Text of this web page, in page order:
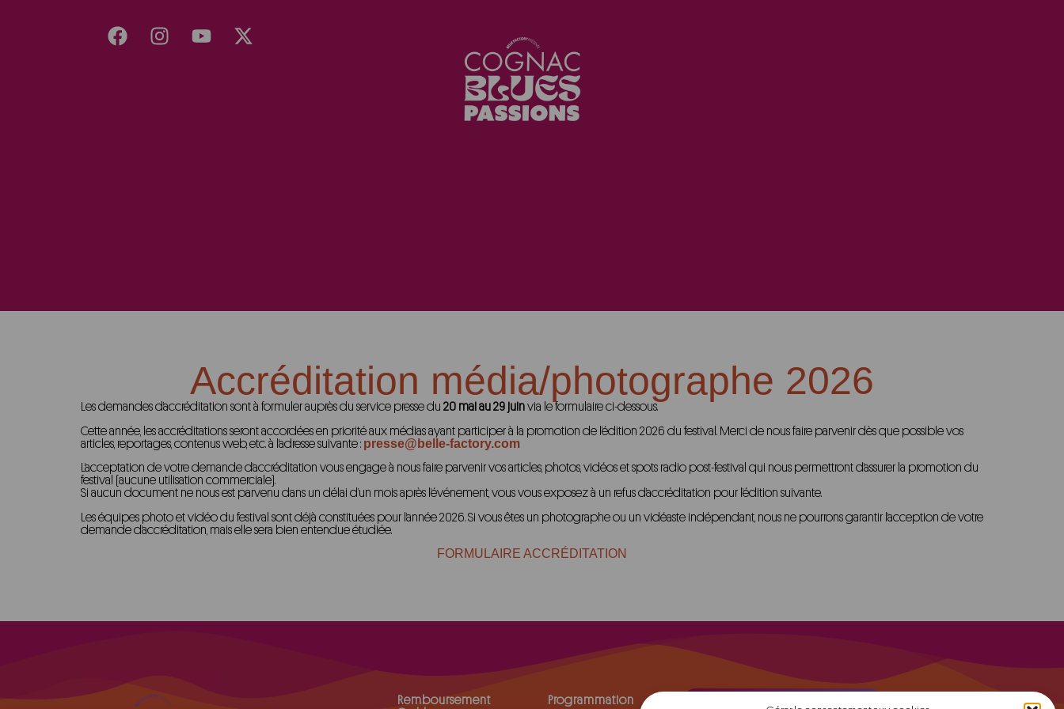
Accréditation média/photographe 2026
Les demandes d’accréditation sont à formuler auprès du service presse du 20 mai au 29 juinvia le formulaire ci-dessous.
Cette année, les accréditations seront accordées en priorité aux médias ayant participer à la promotion de l’édition 2026 du festival. Merci de nous faire parvenir dès que possible vos
articles, reportages, contenus web, etc. à l’adresse suivante : presse@belle-factory.com
L’acceptation de votre demande d’accréditation vous engage à nous faire parvenir vos articles, photos, vidéos et spots radio post-festival qui nous permettront d’assurer la promotion du
festival (aucune utilisation commerciale).
Si aucun document ne nous est parvenu dans un délai d’un mois après l’événement, vous vous exposez à un refus d’accréditation pour l’édition suivante.
Les équipes photo et vidéo du festival sont déjà constituées pour l’année 2026. Si vous êtes un photographe ou un vidéaste indépendant, nous ne pourrons garantir l’acception de votre
demande d’accréditation, mais elle sera bien entendue étudiée.
FORMULAIRE ACCRÉDITATION
Remboursement
Programmation